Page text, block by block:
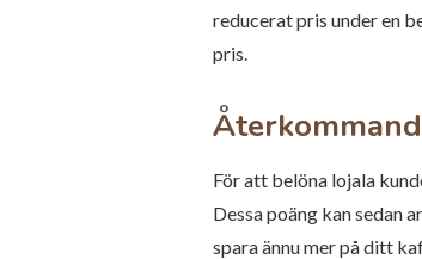
reducerat pris under en
pris.
För att belöna lojala
Dessa poäng kan sedan
spara ännu mer på ditt